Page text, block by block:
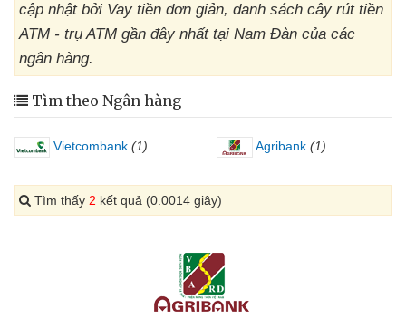
cập nhật bởi Vay tiền đơn giản, danh sách cây rút tiền
ATM - trụ ATM gần đây nhất tại Nam Đàn của các
ngân hàng.
Tìm theo Ngân hàng
Vietcombank (1) Agribank (1)
Tìm thấy 2 kết quả (0.0014 giây)